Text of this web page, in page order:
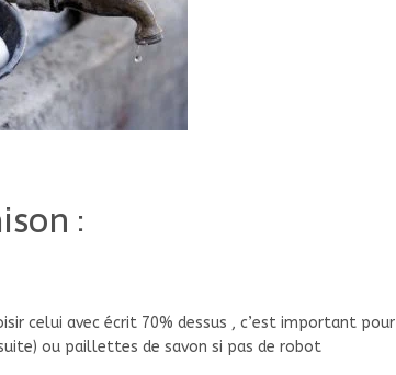
:
celui avec écrit 70% dessus , c’est important pour
ou paillettes de savon si pas de robot